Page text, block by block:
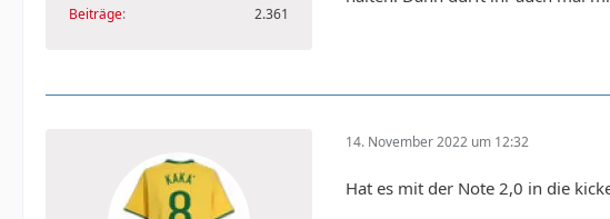
Beiträge
2.361
14. November 2022 um 12:32
Hat es mit der Note 2,0 in die